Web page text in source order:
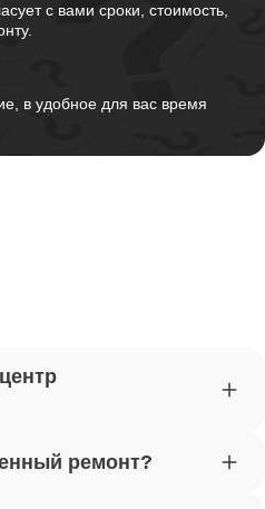
с вами сроки, стоимость,
в удобное для вас время
ремонт?